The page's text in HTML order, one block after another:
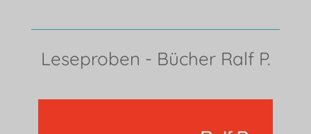
Leseproben - Bücher Ralf P.